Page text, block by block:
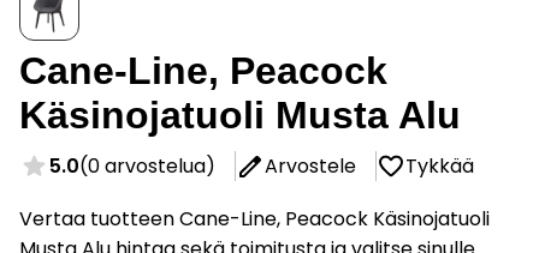
Cane-Line, Peacock
Käsinojatuoli Musta Alu
5.0(0 arvostelua) Arvostele
Tykkää
Vertaa tuotteen Cane-Line, Peacock Käsinojatuoli